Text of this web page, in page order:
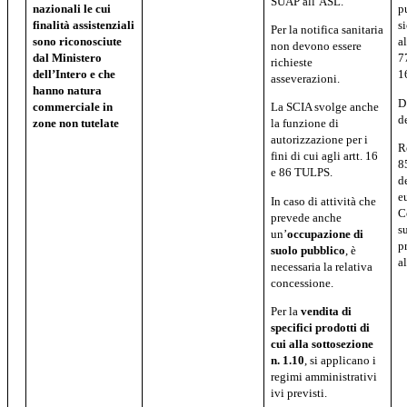
nazionali le cui
finalità assistenziali
sono riconosciute
dal Ministero
dell’Intero e che
hanno natura
commerciale in
zone non tutelate
Per la notifica sanitaria
non devono essere
richieste
asseverazioni.
La SCIA svolge anche
la funzione di
autorizzazione per i
fini di cui agli artt. 16
e 86 TULPS.
In caso di attività che
prevede anche
un’occupazione di
suolo pubblico , è
necessaria la relativa
concessione.
Per lavendita di
specifici prodotti di
cui alla sottosezione
n. 1.10 , si applicano i
regimi amministrativi
ivi previsti.